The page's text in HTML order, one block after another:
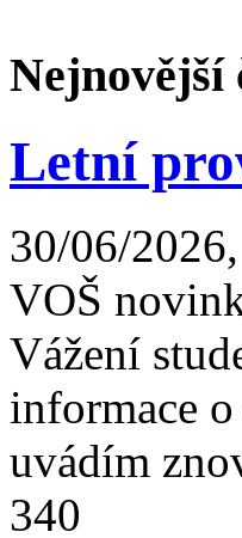
Nejnovější
Letní
30/06/
VOŠ
Vážení
informace
uvádím
340